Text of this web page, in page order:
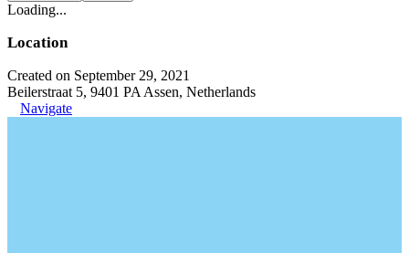
Loading...
Location
Created on September 29, 2021
Beilerstraat 5, 9401 PA Assen, Netherlands
Navigate